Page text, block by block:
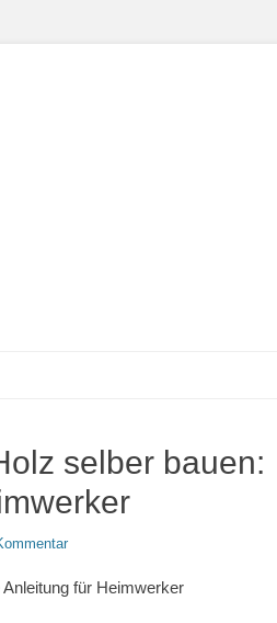
selber bauen:
für Heimwerker